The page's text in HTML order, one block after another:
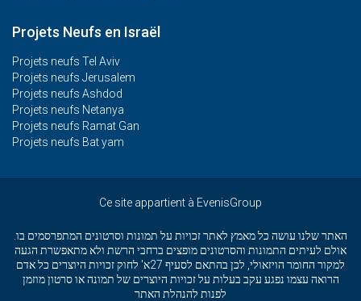
Projets Neufs en Israël
Projets neufs Tel Aviv
Projets neufs Jerusalem
Projets neufs Ashdod
Projets neufs Netanya
Projets neufs Ramat Gan
Projets neufs Bat yam
Ce site appartient à EvenisGroup
האתר שלנו עושה כל מאמץ לאתר זכויות על תמונות וסרטונים המתפרסמים בו.
אולם לעיתים התמונות והסרטונים מופצים ברחבי הרשת ולא מתאפשרת הגעה
למקור החומר הויזאולי, לכן בהתאם לסעיף 27א' לחוק זכויות היוצרים כל אדם
הרואה עצמו נפגע עקב בעלות על זכויות היוצרים של תמונה או סרטון מוזמן
לפנות להנהלת האתר